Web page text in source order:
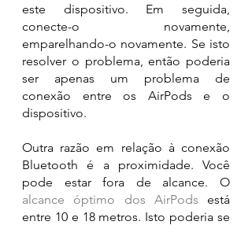
este dispositivo. Em seguida,
conecte-o novamente,
emparelhando-o novamente. Se isto
resolver o problema, então poderia
ser apenas um problema de
conexão entre os AirPods e o
dispositivo.
Outra razão em relação à conexão
Bluetooth é a proximidade. Você
alcance óptimo dos AirPods está
entre 10 e 18 metros. Isto poderia se